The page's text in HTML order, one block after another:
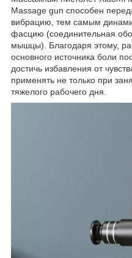
Massage gun способен
вибрацию, тем самым
фасцию (соединительная
мышцы). Благодаря этому,
основного источника боли
достичь избавления от
применять не только при
тяжелого рабочего дня.